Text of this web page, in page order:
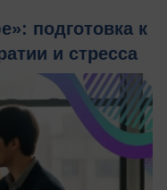
подготовка к
и стресса